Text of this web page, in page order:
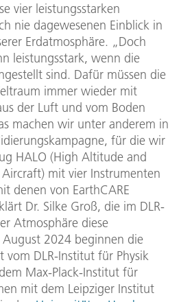
vier leistungsstarken
nie dagewesenen Einblick in
Erdatmosphäre. „Doch
leistungsstark, wenn die
sind. Dafür müssen die
immer wieder mit
der Luft und vom Boden
machen wir unter anderem in
für die wir
HALO (High Altitude and
Aircraft) mit vier Instrumenten
denen von EarthCARE
Dr. Silke Groß, die im DLR-
Atmosphäre diese
2024 beginnen die
vom DLR-Institut für Physik
Max-Plack-Institut für
mit dem Leipziger Institut